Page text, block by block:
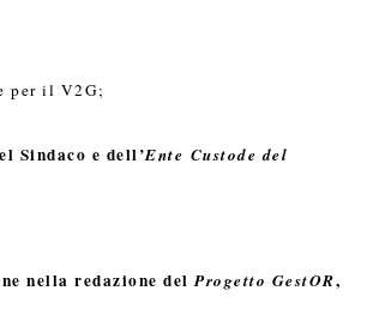
per il V2G;
Sindaco e dell’Ente Custode del
nella redazione delProgetto GestOR,